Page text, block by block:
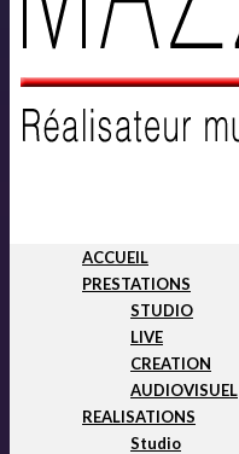
ACCUEIL
PRESTATIONS
STUDIO
LIVE
CREATION
AUDIOVISUEL
REALISATIONS
Studio